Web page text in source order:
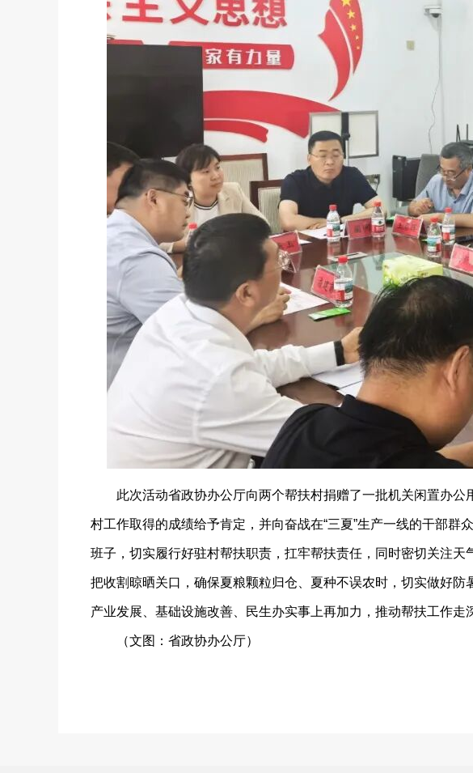
此次活动省政协办公厅向两个帮扶村捐赠了一批机关闲置办公
村工作取得的成绩给予肯定，并向奋战在“三夏”生产一线的干部
班子，切实履行好驻村帮扶职责，扛牢帮扶责任，同时密切关注
把收割晾晒关口，确保夏粮颗粒归仓、夏种不误农时，切实做好
产业发展、基础设施改善、民生办实事上再加力，推动帮扶工作走
（文图：省政协办公厅）